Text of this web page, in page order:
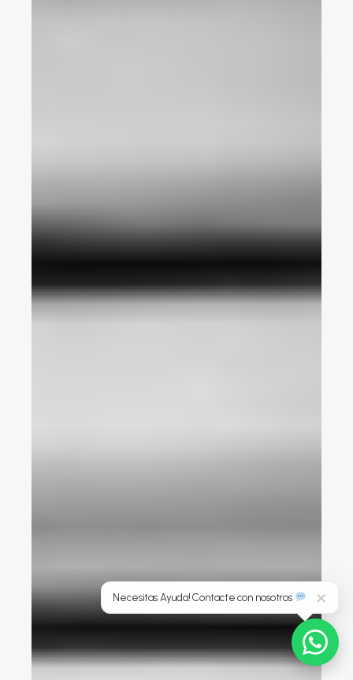
Necesitas Ayuda! Contacte con nosotros